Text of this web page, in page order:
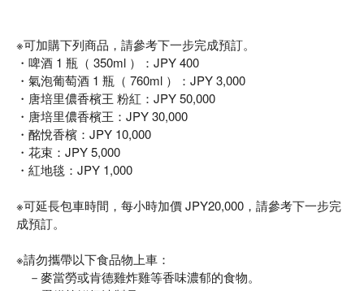
※可加購下列商品，請參考下一步完成預訂。
・啤酒 1 瓶（ 350ml ）：JPY 400
・氣泡葡萄酒 1 瓶（ 760ml ）：JPY 3,000
・唐培里儂香檳王 粉紅：JPY 50,000
・唐培里儂香檳王：JPY 30,000
・酩悅香檳：JPY 10,000
・花束：JPY 5,000
・紅地毯：JPY 1,000
※可延長包車時間，每小時加價 JPY20,000，請參考下一步完
成預訂。
※請勿攜帶以下食品物上車：
－麥當勞或肯德雞炸雞等香味濃郁的食物。